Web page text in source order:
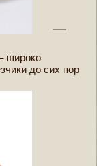
широко
до сих пор